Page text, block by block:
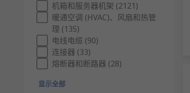
机箱和服务器机架 (2121)
暖通空调 (HVAC)、风扇和热管
理 (135)
电线电缆 (90)
连接器 (33)
熔断器和断路器 (28)
显示全部